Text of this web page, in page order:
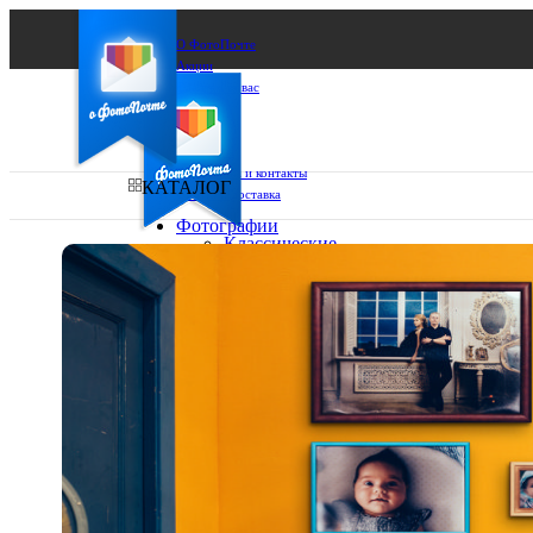
О ФотоПочте
Акции
Сделаем за вас
Бизнесу
FAQ
Франшиза
Поддержка и контакты
Оплата и доставка
Ваш город:
Выберите из списка:
КАТАЛОГ
Фотографии
Классические
10х10
15х15
30х30
30х40